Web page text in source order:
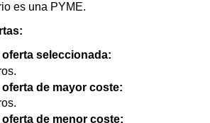
es una PYME.
oferta seleccionada:
oferta de mayor coste:
oferta de menor coste: